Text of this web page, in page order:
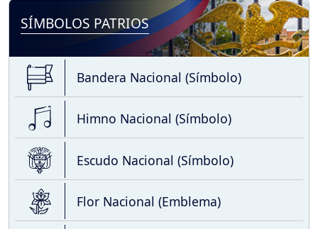
SÍMBOLOS PATRIOS
Bandera Nacional (Símbolo)
Himno Nacional (Símbolo)
Escudo Nacional (Símbolo)
Flor Nacional (Emblema)